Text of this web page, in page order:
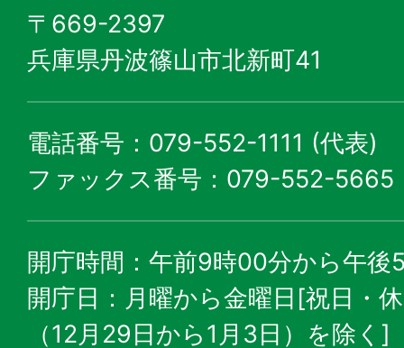
〒669-2397
兵庫県丹波篠山市北新町41
電話番号：079-552-1111 (代表)
ファックス番号：079-552-5665
開庁時間：午前9時00分から午後
開庁日：月曜から金曜日[祝日・
（12月29日から1月3日）を除く]